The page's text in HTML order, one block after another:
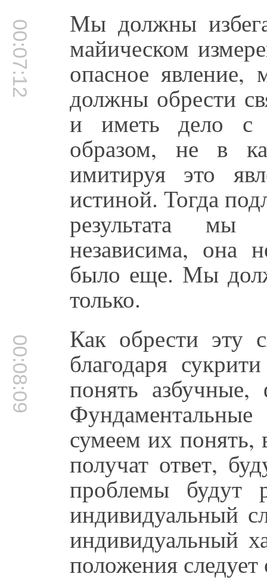
00:07:12 Мы должны
майическом
опасное
должны обрести
и иметь дело с
образом, не в
имитируя это
истиной. Тогда
результата
независима, она
было еще. Мы
только.
00:08:09 Как обрести эту
благодаря
понять
сумеем их понять,
получат ответ,
проблемы
индивидуальный
индивидуальный
положения следует